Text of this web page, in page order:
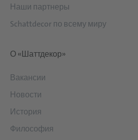
Наши партнеры
Schattdecor по всему миру
О «Шаттдекор»
Вакансии
Новости
История
Философия